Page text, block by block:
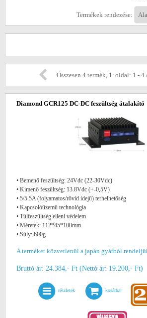
Termékek rendezése:
Összesen 4 termék, 1. oldal: 1 - 4
Diamond GCR125 DC-DC feszültség átalakító
• Bemenő feszültség: 24Vdc (22-30Vdc)
• Kimenő feszültség: 13.8Vdc (+-0,5V)
• 5/5.5A (folyamatos/rövid idejű) terhelhetőség
• Kapcsolóüzemű technológia
• Túlfeszültség elleni védelem
• Méretek: 112*45*100mm
• Súly: 600g
A terméket közvetlenül a japán gyárból
Bruttó ár: 24.384,- Ft (Nettó ár: 19.200,- Ft)
részletek kosárba!